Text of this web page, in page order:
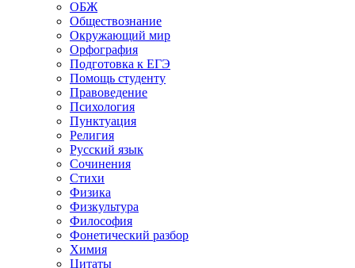
ОБЖ
Обществознание
Окружающий мир
Орфография
Подготовка к ЕГЭ
Помощь студенту
Правоведение
Психология
Пунктуация
Религия
Русский язык
Сочинения
Стихи
Физика
Физкультура
Философия
Фонетический разбор
Химия
Цитаты